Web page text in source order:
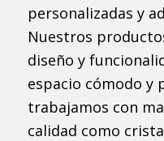
personalizadas y
Nuestros
diseño y
espacio cómodo y
trabajamos con
calidad como